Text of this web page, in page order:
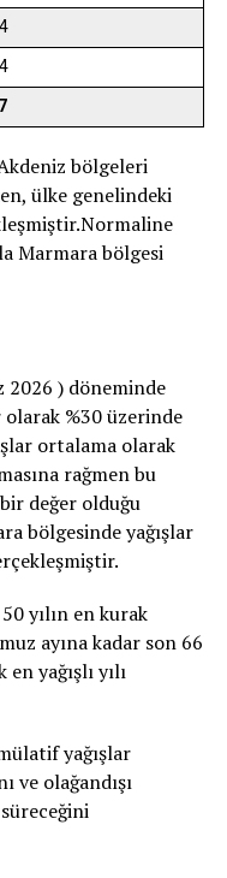
bölgeleri
ülke genelindeki
Marmara bölgesi
2026 ) döneminde
%30 üzerinde
ortalama olarak
rağmen bu
değer olduğu
bölgesinde yağışlar
yılın en kurak
ayına kadar son 66
yağışlı yılı
yağışlar
ve olağandışı